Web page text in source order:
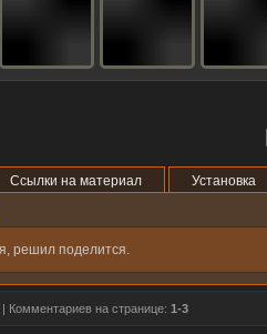
Ссылки на материал Установка
решил поделится.
| Комментариев на странице: 1-3